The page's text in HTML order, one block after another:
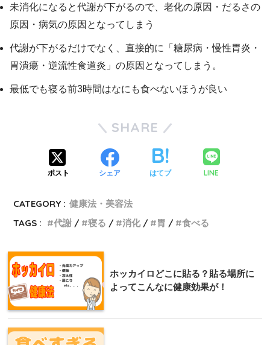
未消化になると代謝が下がるので、老化の原因・だるさの
原因・病気の原因となってしまう
代謝が下がるだけでなく、直接的に「糖尿病・慢性胃炎・
胃潰瘍・逆流性食道炎」の原因となってしまう。
最低でも寝る前3時間はなにも食べないほうが良い
SHARE
ポスト シェア はてブ LINE
CATEGORY : 健康法・美容法
TAGS :
代謝 寝る 消化 胃 食べる
ホッカイロどこに貼る？貼る場所に
よってこんなに健康効果が！